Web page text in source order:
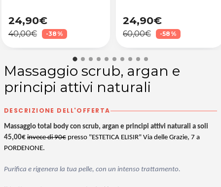
24,90€
40,00€ -38%
24,90€
60,00€ -58%
Massaggio scrub, argan e
principi attivi naturali
DESCRIZIONE DELL'OFFERTA
Massaggio total body con scrub, argan e principi attivi naturali a soli
45,00€ invece di 90€ presso "ESTETICA ELISIR" Via delle Grazie, 7 a
PORDENONE.
Purifica e rigenera la tua pelle, con un intenso trattamento.